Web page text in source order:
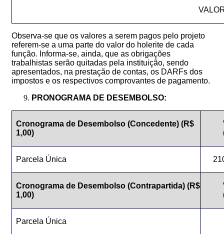
Observa-se que os valores a serem pagos pelo projeto
referem-se a uma parte do valor do holerite de cada
função. Informa-se, ainda, que as obrigações
trabalhistas serão quitadas pela instituição, sendo
apresentados, na prestação de contas, os DARFs dos
impostos e os respectivos comprovantes de pagamento.
PRONOGRAMA DE DESEMBOLSO:
Cronograma de Desembolso (Concedente) (R$
1,00)
Parcela Única
Cronograma de Desembolso (Contrapartida) (R$
1,00)
Parcela Única